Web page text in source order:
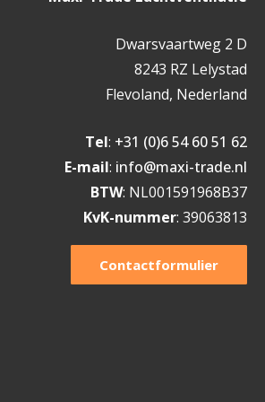
Dwarsvaartweg 2 D
8243 RZ Lelystad
Flevoland, Nederland
Tel: +31 (0)6 54 60 51 62
E-mail: info@maxi-trade.nl
BTW: NL001591968B37
KvK-nummer: 39063813
Contactformulier